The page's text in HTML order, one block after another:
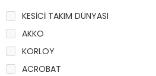
KESİCİ TAKIM DÜNYASI
AKKO
KORLOY
ACROBAT